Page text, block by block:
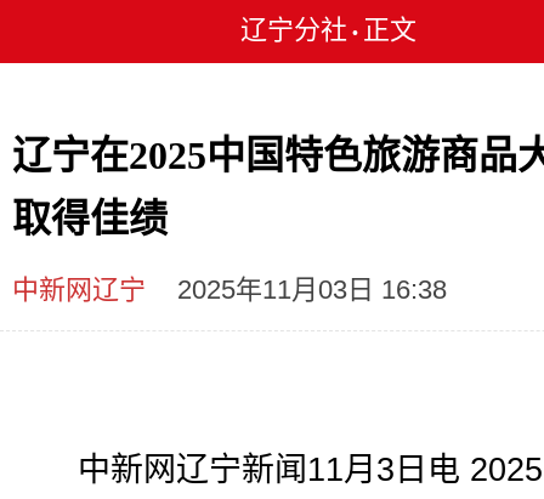
辽宁分社 • 正文
辽宁在2025中国特色旅游商品
取得佳绩
中新网辽宁 2025年11月03日 16:38
中新网辽宁新闻11月3日电 2025